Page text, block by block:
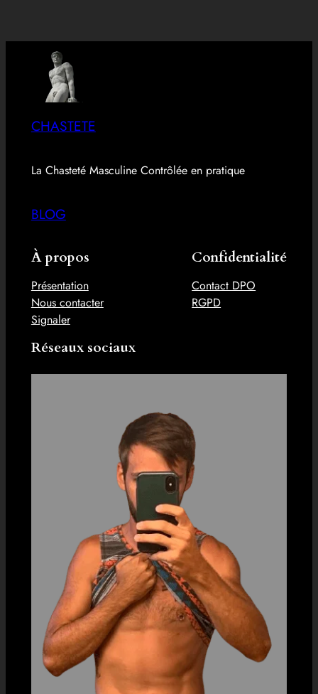
CHASTETE
La Chasteté Masculine Contrôlée en pratique
BLOG
À propos
Présentation
Nous contacter
Signaler
Confidentialité
Contact DPO
RGPD
Réseaux sociaux